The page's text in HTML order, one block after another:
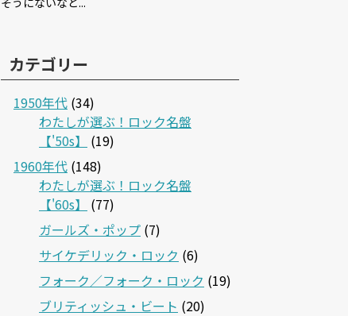
カテゴリー
1950年代 (34)
わたしが選ぶ！ロック名盤
【'50s】
(19)
1960年代 (148)
わたしが選ぶ！ロック名盤
【'60s】
(77)
ガールズ・ポップ (7)
サイケデリック・ロック (6)
フォーク／フォーク・ロック (19)
ブリティッシュ・ビート (20)